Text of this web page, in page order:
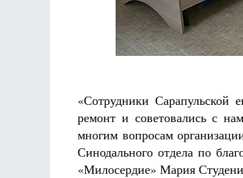
«Сотрудники Сарапульской
ремонт и советовались с
многим вопросам
Синодального отдела по
«Милосердие» Мария